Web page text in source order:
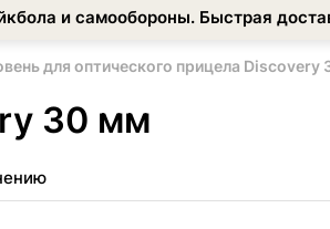
и самообороны. Быстрая
для оптического прицела Discovery
30 мм